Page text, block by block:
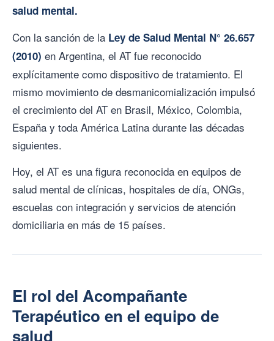
salud mental.
Con la sanción de la Ley de Salud Mental N° 26.657
(2010) en Argentina, el AT fue reconocido
explícitamente como dispositivo de tratamiento. El
mismo movimiento de desmanicomialización impulsó
el crecimiento del AT en Brasil, México, Colombia,
España y toda América Latina durante las décadas
siguientes.
Hoy, el AT es una figura reconocida en equipos de
salud mental de clínicas, hospitales de día, ONGs,
escuelas con integración y servicios de atención
domiciliaria en más de 15 países.
El rol del Acompañante
Terapéutico en el equipo de
salud